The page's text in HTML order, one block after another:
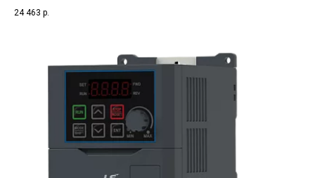
24 463 р.